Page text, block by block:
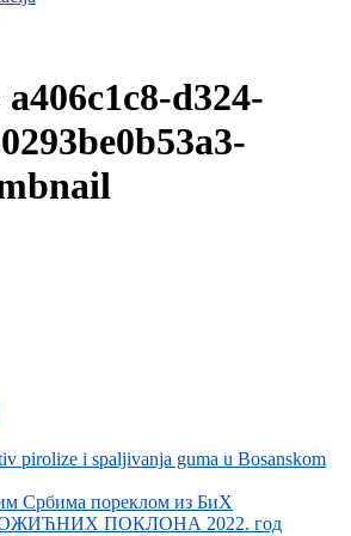
a406c1c8-d324-
pirolize i spaljivanja guma u Bosanskom
Србима пореклом из БиХ
ПОКЛОНА 2022. год